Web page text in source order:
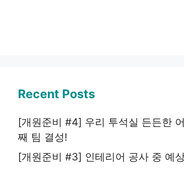
Recent Posts
[개원준비 #4] 우리 투석실 든든한
째 팀 결성!
[개원준비 #3] 인테리어 공사 중 예